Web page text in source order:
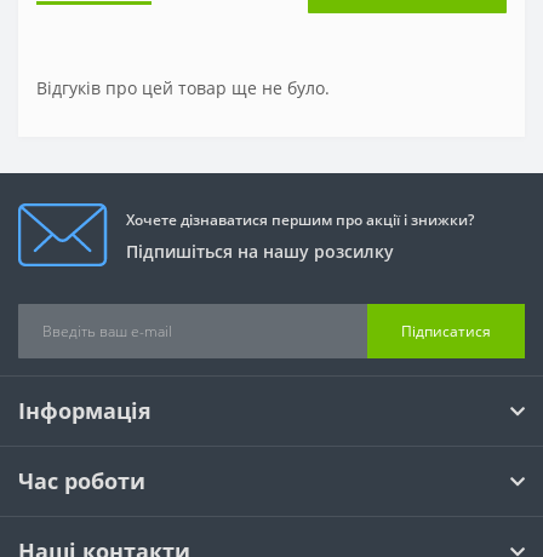
Відгуків про цей товар ще не було.
Хочете дізнаватися першим про акції і знижки?
Підпишіться на нашу розсилку
Підписатися
Інформація
Час роботи
Наші контакти